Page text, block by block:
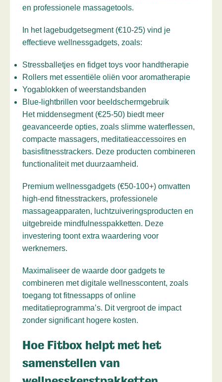
en professionele massagetools.
In het lagebudgetsegment (€10-25) vind je
effectieve wellnessgadgets, zoals:
Stressballetjes en fidget toys voor handtherapie
Rollers met essentiële oliën voor aromatherapie
Yogablokken of weerstandsbanden
Blue-lightbrillen voor beeldschermgebruik
Het middensegment (€25-50) biedt meer
geavanceerde opties, zoals slimme waterflessen,
compacte massagers, meditatieaccessoires en
basisfitnesstrackers. Deze producten combineren
functionaliteit met duurzaamheid.
Premium wellnessgadgets (€50-100+) omvatten
high-end fitnesstrackers, professionele
massageapparaten, luchtzuiveringsproducten en
uitgebreide mindfulnesspakketten. Deze
investering toont extra waardering voor
werknemers.
Maximaliseer de waarde door gadgets te
combineren met digitale wellnesscontent, zoals
toegang tot fitnessapps of online
meditatieprogramma’s. Dit vergroot de impact
zonder significant hogere kosten.
Hoe Fitbox helpt met het
samenstellen van